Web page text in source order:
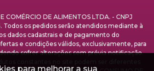
COMÉRCIO DE ALIMENTOS LTDA. - CNPJ
Todos os pedidos serão atendidos mediante à
dados cadastrais e de pagamento do
e condições válidos, exclusivamente, para
sofrer alterações sem prévia notificação.
para melhorar a sua